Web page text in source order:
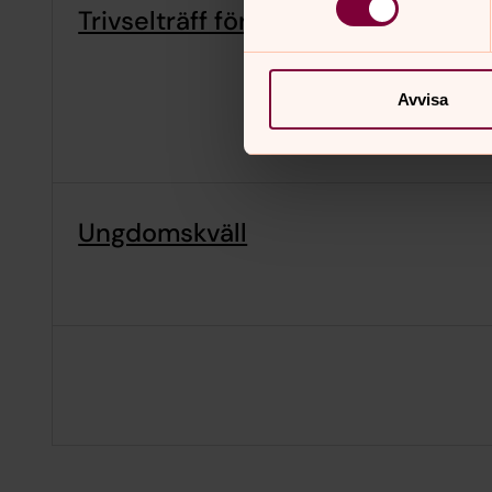
Avvisa
Trivselträff för alla åldrar i Holm
Ungdomskväll